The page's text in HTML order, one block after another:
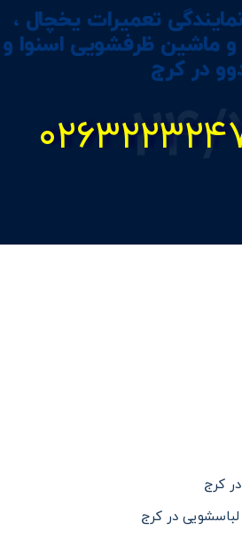
تعمیرات یخچال ،
ماشین ظرفشویی اسنوا و
در کرج
کرج
در کرج